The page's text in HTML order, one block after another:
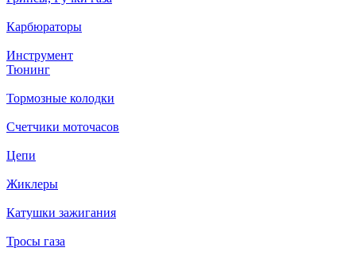
Карбюраторы
Инструмент
Тюнинг
Тормозные колодки
Счетчики моточасов
Цепи
Жиклеры
Катушки зажигания
Тросы газа